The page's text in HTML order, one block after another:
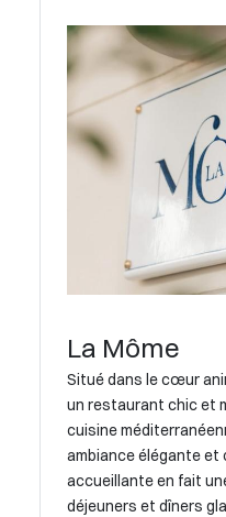
La Môme
Situé dans le cœur
un restaurant chic et
cuisine
ambiance élégante et
accueillante en fait
déjeuners et dîners